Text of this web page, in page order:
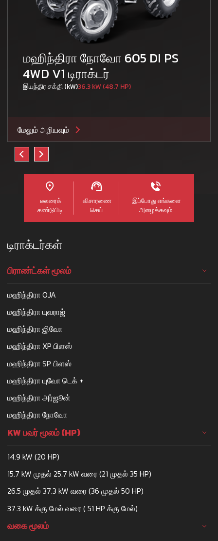
மஹிந்திரா நோவோ 605 DI PS
4WD V1 டிராக்டர்
இயந்திர சக்தி (kW)36.3 kW (48.7 HP)
மேலும் அறியவும்
டீலரைக்
கண்டுபிடி
விசாரணை
செய்
இப்போது எங்களை
அழைக்கவும்
டிராக்டர்கள்
பிராண்ட்கள் மூலம்
மஹிந்திரா OJA
மஹிந்திரா யுவராஜ்
மஹிந்திரா ஜிவோ
மஹிந்திரா XP பிளஸ்
மஹிந்திரா SP பிளஸ்
மஹிந்திரா யுவோ டெக் +
மஹிந்திரா அர்ஜூன்
மஹிந்திரா நோவோ
KW பவர் மூலம் (HP)
14.9 kW (20 HP)
15.7 kW முதல் 25.7 kW வரை (21 முதல் 35 HP)
26.5 முதல் 37.3 kW வரை (36 முதல் 50 HP)
37.3 kW க்கு மேல் வரை ( 51 HP க்கு மேல்)
வகை மூலம்